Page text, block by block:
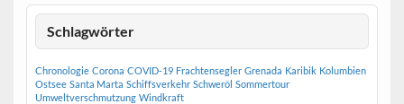
Schlagwörter
Chronologie Corona COVID-19 Frachtensegler Grenada Karibik Kolumbien
Ostsee Santa Marta Schiffsverkehr Schweröl Sommertour
Umweltverschmutzung Windkraft